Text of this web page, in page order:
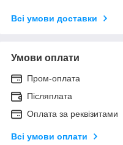
Всі умови доставки
Умови оплати
Пром-оплата
Післяплата
Оплата за реквізитами
Всі умови оплати